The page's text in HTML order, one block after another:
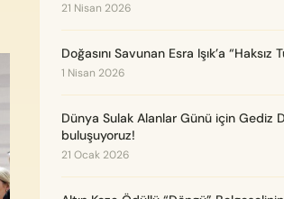
21 Nisan 2026
Doğasını Savunan Esra Işık’a “Haksız
1 Nisan 2026
Dünya Sulak Alanlar Günü için Gediz
buluşuyoruz!
21 Ocak 2026